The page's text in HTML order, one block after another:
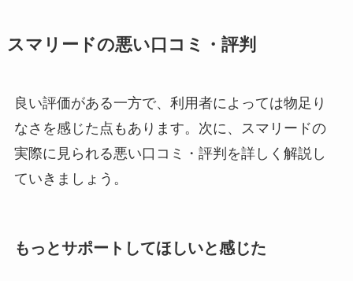
スマリードの悪い口コミ・評判
良い評価がある一方で、利用者によっては物足り
なさを感じた点もあります。次に、スマリードの
実際に見られる悪い口コミ・評判を詳しく解説し
ていきましょう。
もっとサポートしてほしいと感じた